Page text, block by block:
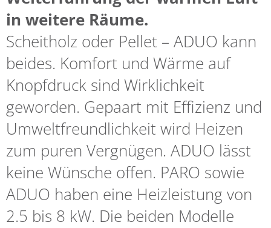
in weitere Räume.
Scheitholz oder Pellet – ADUO kann
beides. Komfort und Wärme auf
Knopfdruck sind Wirklichkeit
geworden. Gepaart mit Effizienz und
Umweltfreundlichkeit wird Heizen
zum puren Vergnügen. ADUO lässt
keine Wünsche offen. PARO sowie
ADUO haben eine Heizleistung von
2.5 bis 8 kW. Die beiden Modelle